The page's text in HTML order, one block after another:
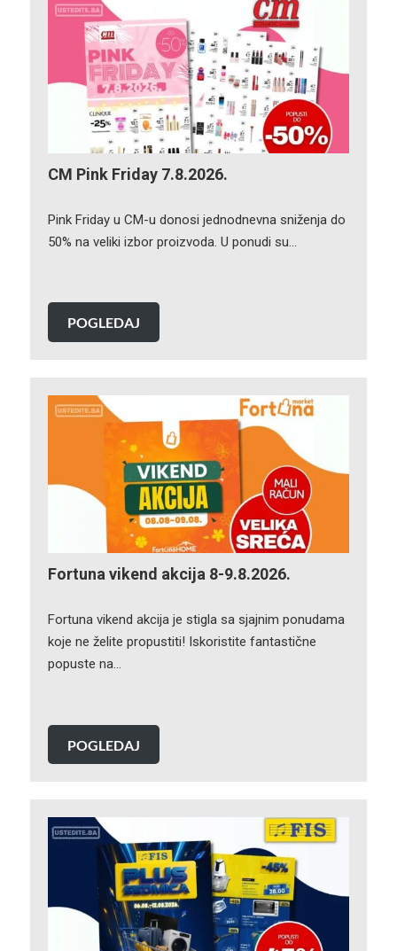
CM Pink Friday 7.8.2026.
Pink Friday u CM-u donosi jednodnevna sniženja do
50% na veliki izbor proizvoda. U ponudi su…
POGLEDAJ
Fortuna vikend akcija 8-9.8.2026.
Fortuna vikend akcija je stigla sa sjajnim ponudama
koje ne želite propustiti! Iskoristite fantastične
popuste na…
POGLEDAJ